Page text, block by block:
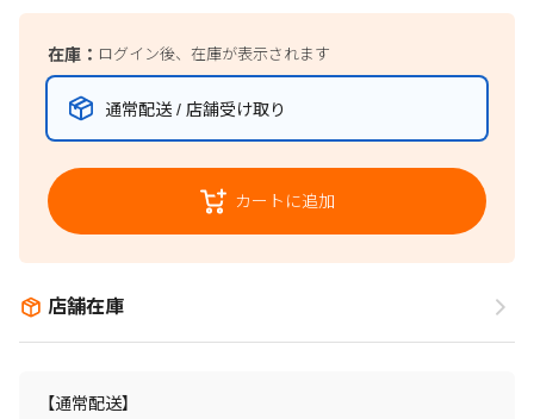
在庫： ログイン後、在庫が表示されます
通常配送 / 店舗受け取り
カートに追加
店舗在庫
【通常配送】